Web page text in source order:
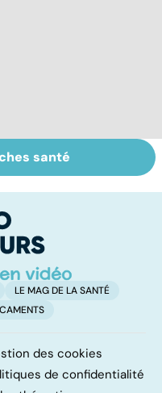
après un
santé
LE MAG DE LA SANTÉ
des cookies
de confidentialité